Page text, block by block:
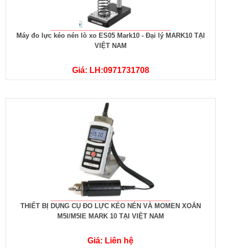
Máy đo lực kéo nén lò xo ES05 Mark10 - Đại lý MARK10 TẠI
VIỆT NAM
Giá: LH:0971731708
THIẾT BỊ DỤNG CỤ ĐO LỰC KÉO NÉN VÀ MOMEN XOẮN
M5I/M5IE MARK 10 TẠI VIỆT NAM
Giá: Liên hệ